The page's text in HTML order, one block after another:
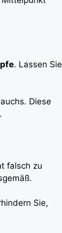
. Lassen Sie
Diese
.
falsch zu
Sie,